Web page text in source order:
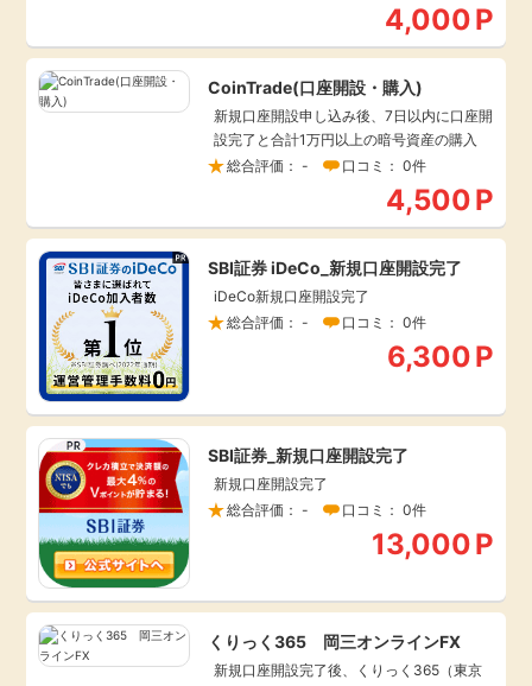
特集一覧
GMOポイ活の使い方
ヘルプセンター
4,000P
CoinTrade(口座開設・購入)
新規口座開設申し込み後、7日以内に口座開
設完了と合計1万円以上の暗号資産の購入
総合評価： -
口コミ： 0件
4,500P
SBI証券 iDeCo_新規口座開設完了
iDeCo新規口座開設完了
総合評価： -
口コミ： 0件
6,300P
SBI証券_新規口座開設完了
新規口座開設完了
総合評価： -
口コミ： 0件
13,000P
くりっく365 岡三オンラインFX
新規口座開設完了後、くりっく365（東京